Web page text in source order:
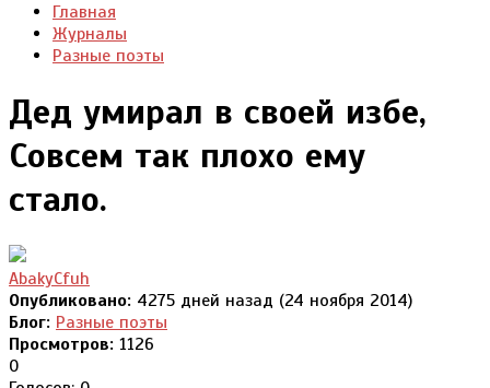
Главная
Журналы
Разные поэты
Дед умирал в своей избе,
Совсем так плохо ему
стало.
AbakyCfuh
Опубликовано: 4275 дней назад (24 ноября 2014)
Блог: Разные поэты
Просмотров: 1126
0